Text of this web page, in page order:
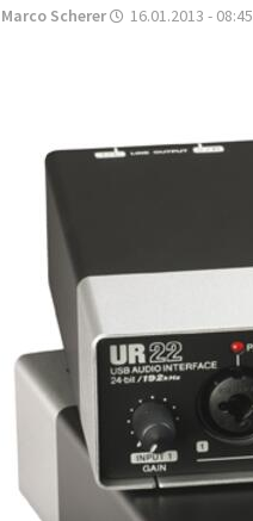
Marco Scherer 16.01.2013 - 08:45